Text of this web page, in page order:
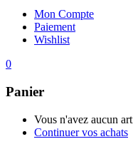
Mon Compte
Paiement
Wishlist
0
Panier
Vous n'avez aucun
Continuer vos achats